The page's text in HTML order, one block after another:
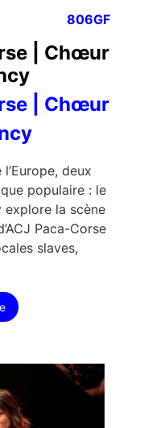
806GF
| Chœur
| Chœur
l’Europe, deux
populaire : le
la scène
Paca-Corse
slaves,